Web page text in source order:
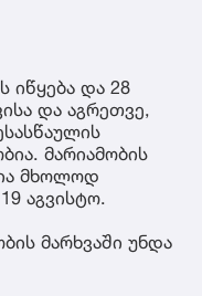
იწყება და 28
და აგრეთვე,
მარიამობის
მხოლოდ
აგვისტო.
მარხვაში უნდა